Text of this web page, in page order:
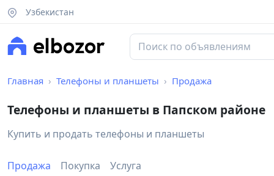
Узбекистан
Главная Телефоны и планшеты Продажа
Телефоны и планшеты в Папском районе
Купить и продать телефоны и планшеты
Продажа Покупка Услуга